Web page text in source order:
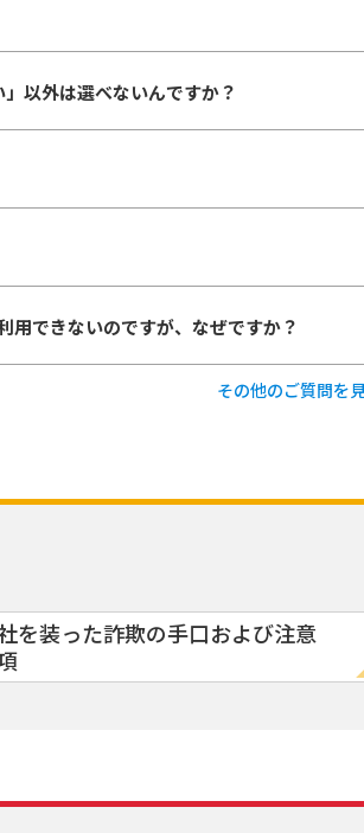
以外は選べないんですか？
用できないのですが、なぜですか？
その他のご質問を
を装った詐欺の手口および注意